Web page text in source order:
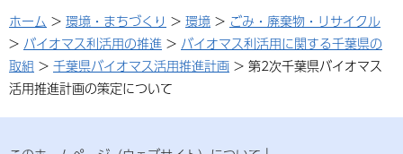
ホーム > 環境・まちづくり > 環境 > ごみ・廃棄物・リサイクル
> バイオマス利活用の推進 > バイオマス利活用に関する千葉県の
取組 > 千葉県バイオマス活用推進計画 > 第2次千葉県バイオマス
活用推進計画の策定について